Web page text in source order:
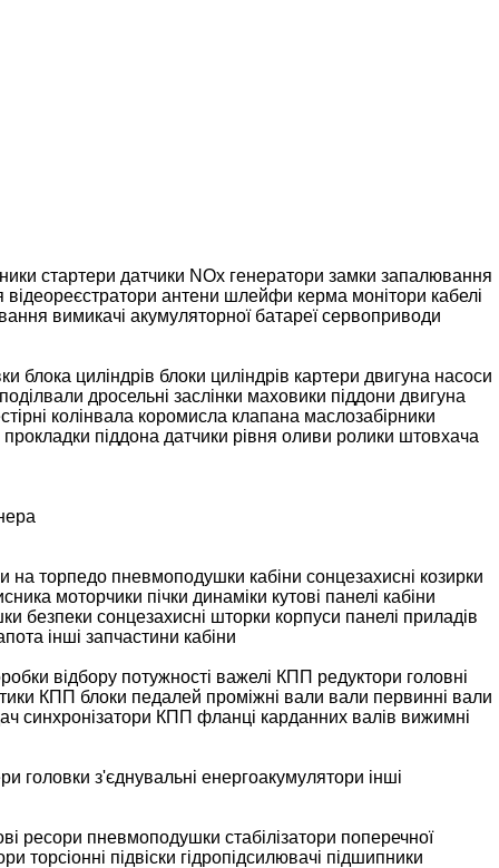
стартери датчики NOx генератори замки запалювання
відеореєстратори антени шлейфи керма монітори кабелі
вимикачі акумуляторної батареї сервоприводи
блока циліндрів блоки циліндрів картери двигуна насоси
дросельні заслінки маховики піддони двигуна
колінвала коромисла клапана маслозабірники
прокладки піддона датчики рівня оливи ролики штовхача
на торпедо пневмоподушки кабіни сонцезахисні козирки
моторчики пічки динаміки кутові панелі кабіни
безпеки сонцезахисні шторки корпуси панелі приладів
інші запчастини кабіни
відбору потужності важелі КПП редуктори головні
КПП блоки педалей проміжні вали вали первинні вали
синхронізатори КПП фланці карданних валів вижимні
головки з'єднувальні енергоакумулятори інші
ресори пневмоподушки стабілізатори поперечної
торсіонні підвіски гідропідсилювачі підшипники